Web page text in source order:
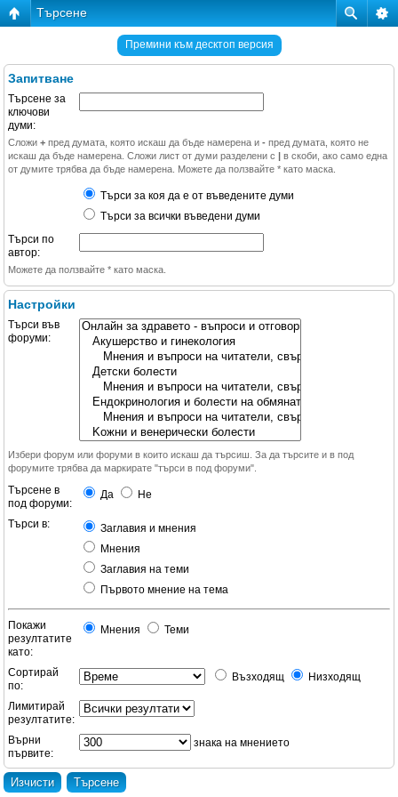
Търсене
Премини към десктоп версия
Запитване
Търсене за
ключови
думи:
Сложи + пред думата, която искаш да бъде намерена и - пред думата, която не
искаш да бъде намерена. Сложи лист от думи разделени с | в скоби, ако само една
от думите трябва да бъде намерена. Можете да ползвайте * като маска.
Търси за коя да е от въведените думи
Търси за всички въведени думи
Търси по
автор:
Можете да ползвайте * като маска.
Настройки
Търси във
форуми:
Избери форум или форуми в които искаш да търсиш. За да търсите и в под
форумите трябва да маркирате "търси в под форуми".
Търсене в
под форуми:
Да Не
Търси в:
Заглавия и мнения
Мнения
Заглавия на теми
Първото мнение на тема
Покажи
резултатите
като:
Мнения Теми
Сортирай
по:
Възходящ Низходящ
Лимитирай
резултатите:
Върни
първите:
знака на мнението